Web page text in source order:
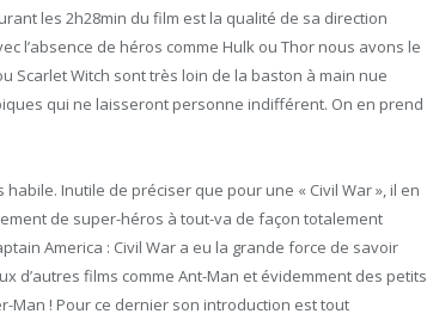
les 2h28min du film est la qualité de sa direction
l’absence de héros comme Hulk ou Thor nous avons le
Scarlet Witch sont très loin de la baston à main nue
qui ne laisseront personne indifférent. On en prend
Inutile de préciser que pour une « Civil War », il en
de super-héros à tout-va de façon totalement
America : Civil War a eu la grande force de savoir
d’autres films comme Ant-Man et évidemment des petits
Man ! Pour ce dernier son introduction est tout